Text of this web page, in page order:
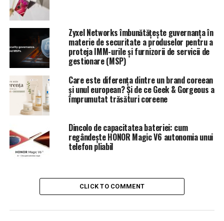
Din acest grup care analizează implementarea
programului de guvernare nu face parte niciun membru
ALDE. Totuşi, această formaţiune a dat un semnal destul
de puternic: niciun ministru al lor nu ar trebui să fie
schimbat din Guvern, nici chiar Tudorel Toader, care
este pe un loc al PSD, dar care are susţinerea lui Călin
Popescu Tăriceanu.
Rezultatul acestor evaluări va fi prezentat în două
săptămâni, când ar trebui să vedem ce miniştri vor fi
remaniaţi. Informaţiile de la surse din PSD spun că va fi
o listă destul de lungă.
SURSA: digi24.ro
Zyxel Networks îmbunătățește guvernanța în
materie de securitate a produselor pentru a
proteja IMM-urile și furnizorii de servicii de
gestionare (MSP)
Care este diferența dintre un brand coreean
și unul european? Și de ce Geek & Gorgeous a
împrumutat trăsături coreene
Dincolo de capacitatea bateriei: cum
regândește HONOR Magic V6 autonomia unui
telefon pliabil
CLICK TO COMMENT